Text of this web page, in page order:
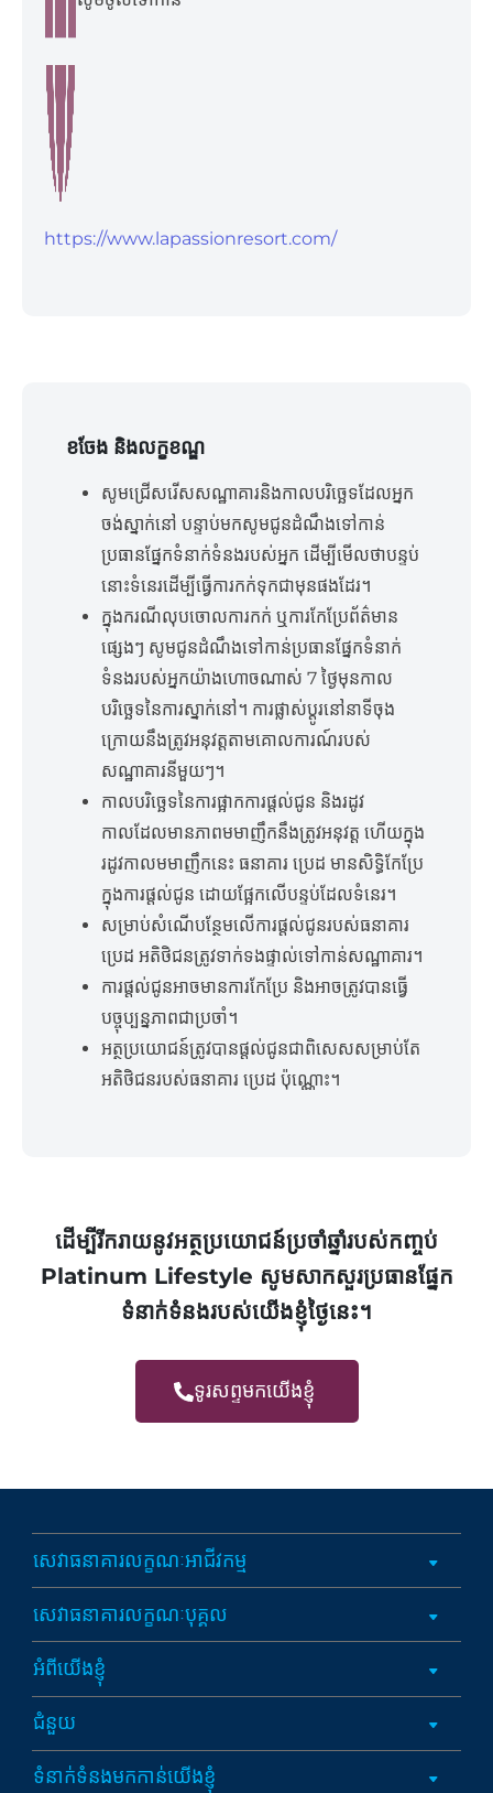
https://www.lapassionresort.com/
ខចែង និងលក្ខខណ្ឌ
សូមជ្រើសរើសសណ្ឋាគារនិងកាលបរិច្ឆេទដែលអ្នក
ចង់ស្នាក់នៅ បន្ទាប់មកសូមជូនដំណឹងទៅកាន់
ប្រធានផ្នែកទំនាក់ទំនងរបស់អ្នក ដើម្បីមើលថាបន្ទប់
នោះទំនេរដើម្បីធ្វើការកក់ទុកជាមុនផងដែរ។
ក្នុងករណីលុបចោលការកក់ ឬការកែប្រែព័ត៌មាន
ផ្សេងៗ សូមជូនដំណឹងទៅកាន់ប្រធានផ្នែកទំនាក់
ទំនងរបស់អ្នកយ៉ាងហោចណាស់ 7 ថ្ងៃមុនកាល
បរិច្ឆេទនៃការស្នាក់នៅ។ ការផ្លាស់ប្តូរនៅនាទីចុង
ក្រោយនឹងត្រូវអនុវត្តតាមគោលការណ៍របស់
សណ្ឋាគារនីមួយៗ។
កាលបរិច្ឆេទនៃការផ្អាកការផ្ដល់ជូន និងរដូវ
កាលដែលមានភាពមមាញឹកនឹងត្រូវអនុវត្ត ហើយក្នុង
រដូវកាលមមាញឹកនេះ ធនាគារ ប្រេដ មានសិទ្ធិកែប្រែ
ក្នុងការផ្តល់ជូន ដោយផ្អែកលើបន្ទប់ដែលទំនេរ។
សម្រាប់សំណើបន្ថែមលើការផ្តល់ជូនរបស់ធនាគារ
ប្រេដ អតិថិជនត្រូវទាក់ទងផ្ទាល់ទៅកាន់សណ្ឋាគារ។
ការផ្តល់ជូនអាចមានការកែប្រែ និងអាចត្រូវបានធ្វើ
បច្ចុប្បន្នភាពជាប្រចាំ។
អត្ថប្រយោជន៍ត្រូវបានផ្តល់ជូនជាពិសេសសម្រាប់តែ
អតិថិជនរបស់ធនាគារ ប្រេដ ប៉ុណ្ណោះ។
ដើម្បីរីករាយនូវអត្ថប្រយោជន៍ប្រចាំឆ្នាំរបស់កញ្ចប់
Platinum Lifestyle សូមសាកសួរប្រធានផ្នែក
ទំនាក់ទំនងរបស់យើងខ្ញុំថ្ងៃនេះ។
ទូរសព្ទមកយើងខ្ញុំ
សេវាធនាគារលក្ខណៈអាជីវកម្ម
សេវាធនាគារលក្ខណៈបុគ្គល
អំពីយើងខ្ញុំ
ជំនួយ
ទំនាក់ទំនងមកកាន់យើងខ្ញុំ